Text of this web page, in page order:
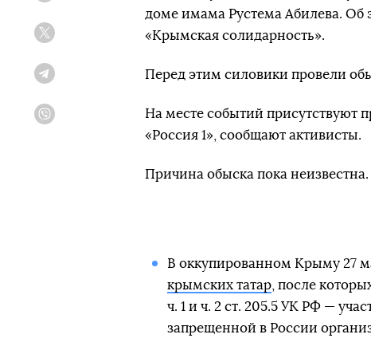
доме имама Рустема Абилева. Об
«Крымская солидарность».
Перед этим силовики провели
На месте событий присутствуют
«Россия 1», сообщают активисты.
Причина обыска пока неизвестна.
В оккупированном Крыму 27
крымских татар, после
ч. 1 и ч. 2 ст. 205.5 УК РФ —
запрещенной в России